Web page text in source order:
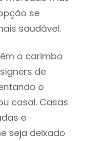
se
saudável.
o carimbo
de
o
casal. Casas
e
seja deixado